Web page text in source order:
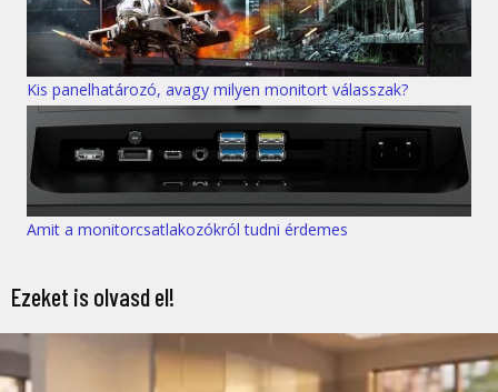
Kis panelhatározó, avagy milyen monitort válasszak?
Amit a monitorcsatlakozókról tudni érdemes
Ezeket is olvasd el!